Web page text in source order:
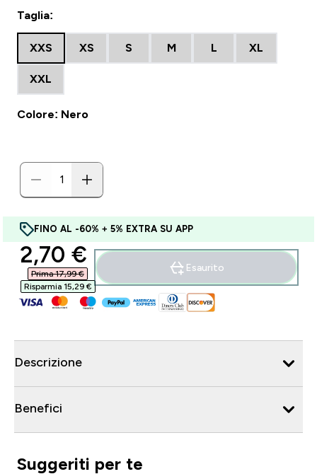
Taglia:
XXS XS S M L XL
XXL
Colore: Nero
FINO AL -60% + 5% EXTRA SU APP
discounted price
2,70 €‎
Prima 17,99 €‎
Risparmia 15,29 €‎
Esaurito
Descrizione
Benefici
Suggeriti per te